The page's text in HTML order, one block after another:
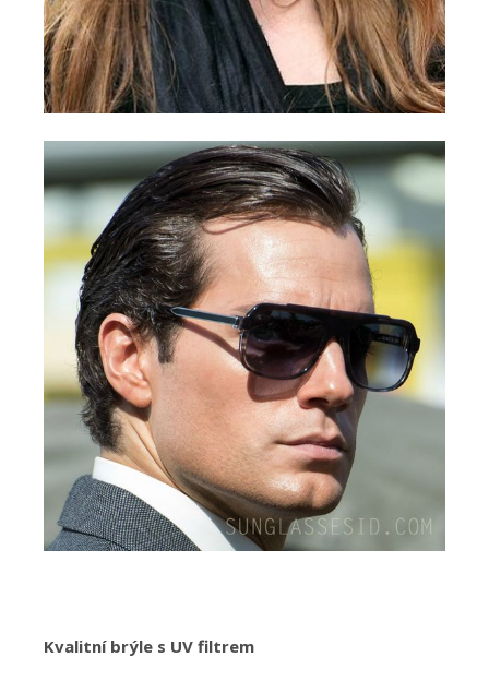
Kvalitní brýle s UV filtrem